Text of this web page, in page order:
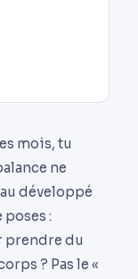
mois, tu
ne
développé
:
prendre du
? Pas le «